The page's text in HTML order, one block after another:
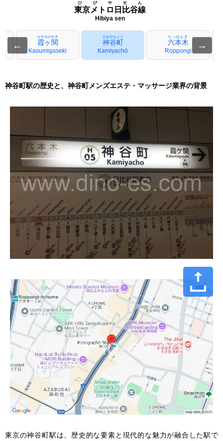
東京メトロ日比谷線
ひびやせん
Hibiya sen
← 霞ヶ関
かすみがせき
Kasumigaseki
神谷町
かみやちょう
Kamiyachō
六本木
ろっぽんぎ
Roppongi
→
神谷町駅の歴史と、神谷町メンズエステ・マッサージ業界の背景
東京の神谷町駅は、歴史的な要素と現代的な魅力が融合した駅で